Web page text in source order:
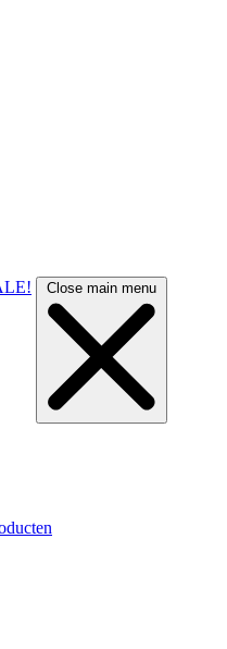
Close main menu